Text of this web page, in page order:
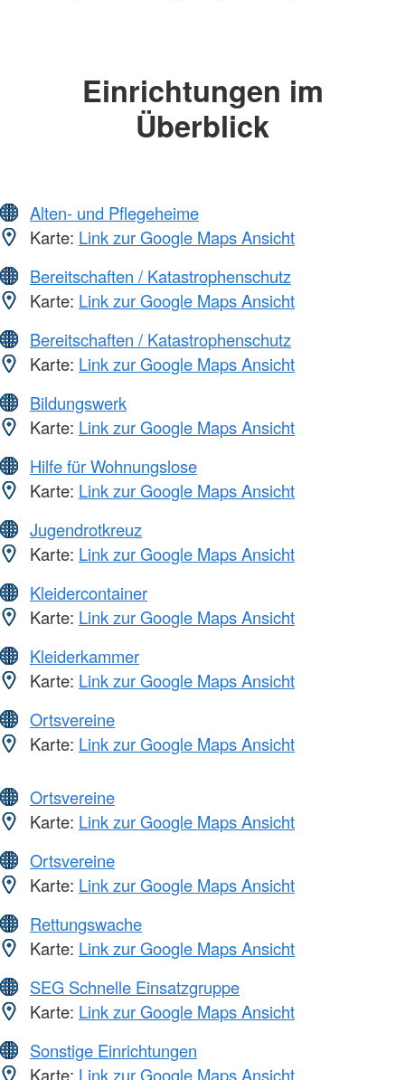
Einrichtungen im
Überblick
Alten- und Pflegeheime
Karte: Link zur Google Maps Ansicht
Bereitschaften / Katastrophenschutz
Karte: Link zur Google Maps Ansicht
Bereitschaften / Katastrophenschutz
Karte: Link zur Google Maps Ansicht
Bildungswerk
Karte: Link zur Google Maps Ansicht
Hilfe für Wohnungslose
Karte: Link zur Google Maps Ansicht
Jugendrotkreuz
Karte: Link zur Google Maps Ansicht
Kleidercontainer
Karte: Link zur Google Maps Ansicht
Kleiderkammer
Karte: Link zur Google Maps Ansicht
Ortsvereine
Karte: Link zur Google Maps Ansicht
Ortsvereine
Karte: Link zur Google Maps Ansicht
Ortsvereine
Karte: Link zur Google Maps Ansicht
Rettungswache
Karte: Link zur Google Maps Ansicht
SEG Schnelle Einsatzgruppe
Karte: Link zur Google Maps Ansicht
Sonstige Einrichtungen
Karte: Link zur Google Maps Ansicht